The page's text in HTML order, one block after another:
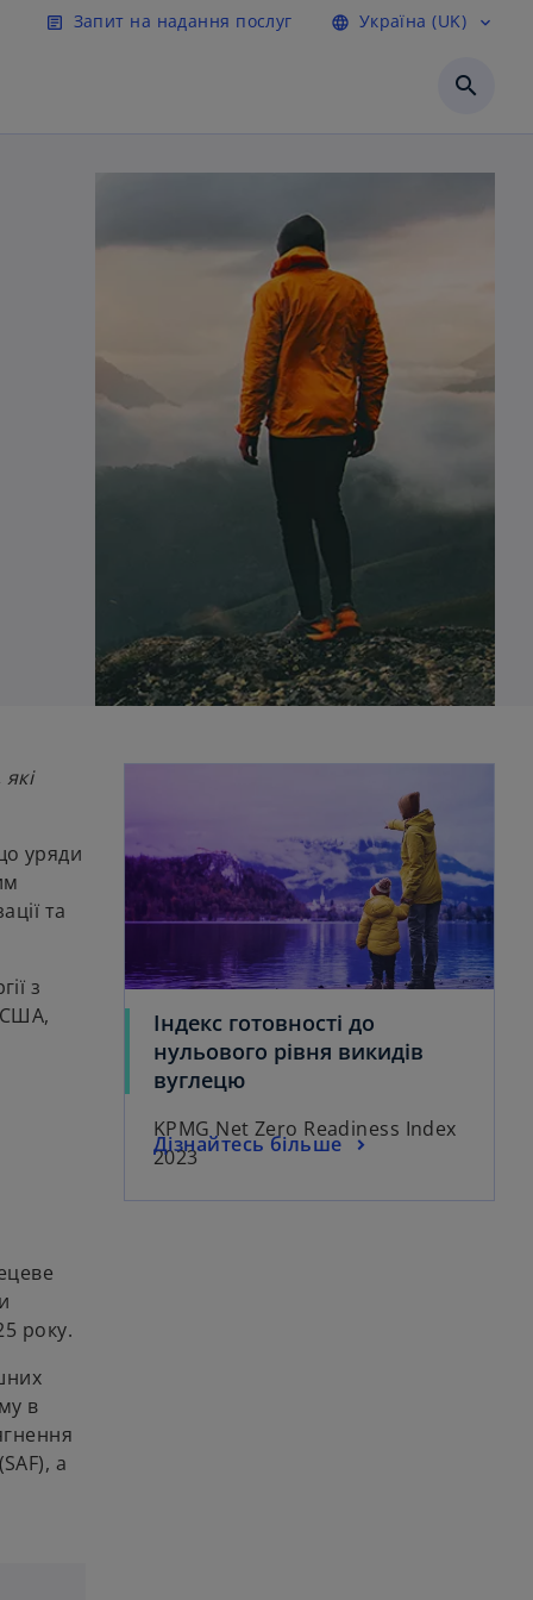
article Запит на надання послуг language Україна (UK) expand_more
search
уряди
та
з
США,
року.
в
а
Індекс готовності до
нульового рівня викидів
вуглецю
KPMG Net Zero Readiness Index
2023
Дізнайтесь більше